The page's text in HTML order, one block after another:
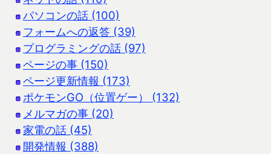
パソコンの話 (100)
フォームへの返答 (39)
プログラミングの話 (97)
ページの事 (150)
ページ更新情報 (173)
ポケモンGO（位置ゲー） (132)
メルマガの事 (20)
家電の話 (45)
開発情報 (388)